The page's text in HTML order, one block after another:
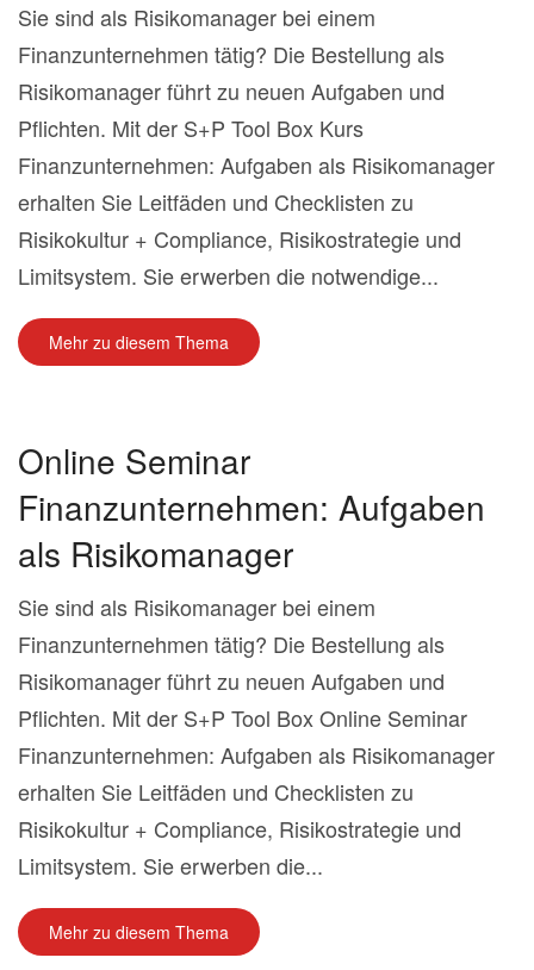
Sie sind als Risikomanager bei einem
Finanzunternehmen tätig? Die Bestellung als
Risikomanager führt zu neuen Aufgaben und
Pflichten. Mit der S+P Tool Box Kurs
Finanzunternehmen: Aufgaben als Risikomanager
erhalten Sie Leitfäden und Checklisten zu
Risikokultur + Compliance, Risikostrategie und
Limitsystem. Sie erwerben die notwendige...
Mehr zu diesem Thema
Online Seminar
Finanzunternehmen: Aufgaben
als Risikomanager
Sie sind als Risikomanager bei einem
Finanzunternehmen tätig? Die Bestellung als
Risikomanager führt zu neuen Aufgaben und
Pflichten. Mit der S+P Tool Box Online Seminar
Finanzunternehmen: Aufgaben als Risikomanager
erhalten Sie Leitfäden und Checklisten zu
Risikokultur + Compliance, Risikostrategie und
Limitsystem. Sie erwerben die...
Mehr zu diesem Thema